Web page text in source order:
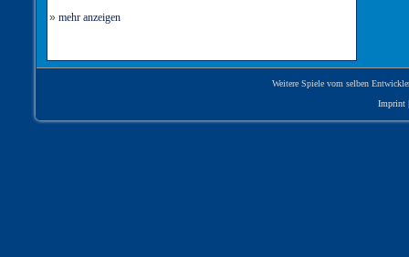
» mehr anzeigen
Weitere Spiele vom selben
Imprint